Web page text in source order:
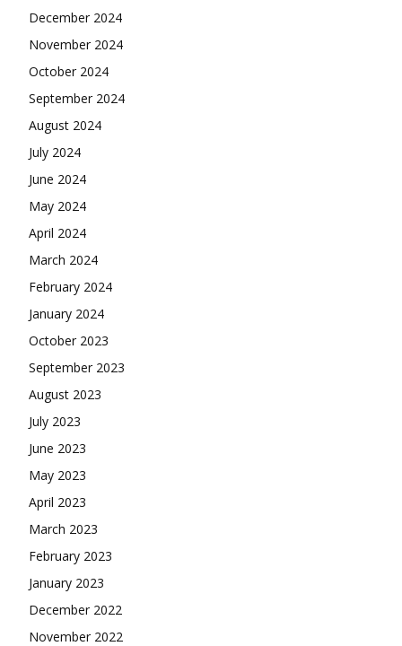
December 2024
November 2024
October 2024
September 2024
August 2024
July 2024
June 2024
May 2024
April 2024
March 2024
February 2024
January 2024
October 2023
September 2023
August 2023
July 2023
June 2023
May 2023
April 2023
March 2023
February 2023
January 2023
December 2022
November 2022